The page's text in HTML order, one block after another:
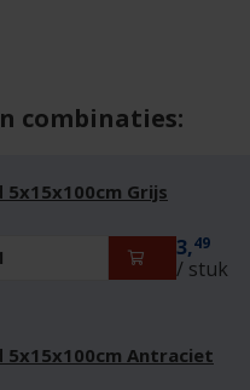
combinaties:
Grijs
3,49
/ stuk
5x15x100cm Antraciet